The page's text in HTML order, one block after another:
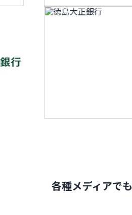
各種メディアでも